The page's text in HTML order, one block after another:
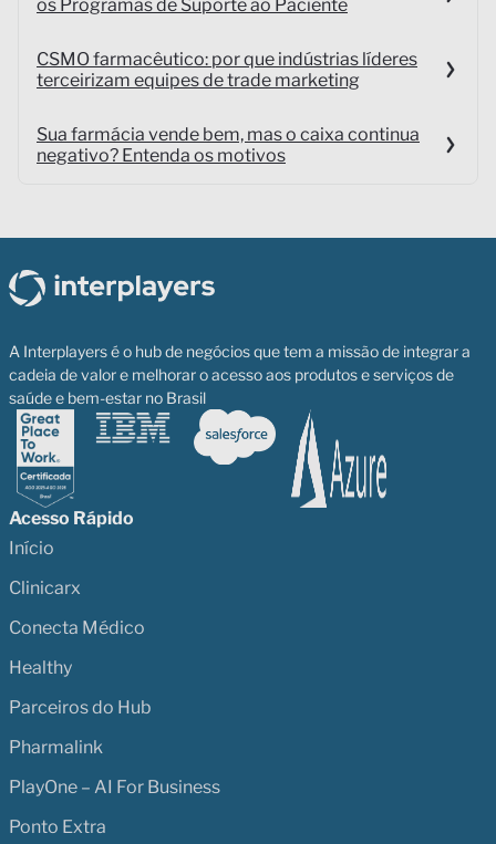
os Programas de Suporte ao Paciente
CSMO farmacêutico: por que indústrias líderes
terceirizam equipes de trade marketing
Sua farmácia vende bem, mas o caixa continua
negativo? Entenda os motivos
A Interplayers é o hub de negócios que tem a missão de integrar a
cadeia de valor e melhorar o acesso aos produtos e serviços de
saúde e bem-estar no Brasil
Acesso Rápido
Início
Clinicarx
Conecta Médico
Healthy
Parceiros do Hub
Pharmalink
PlayOne – AI For Business
Ponto Extra